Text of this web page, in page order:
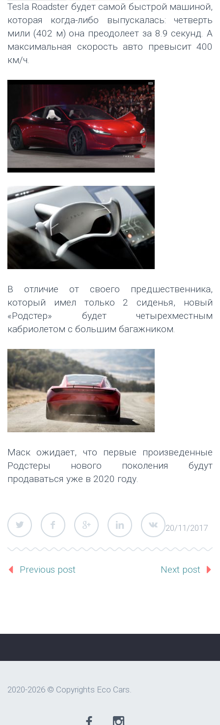
Tesla Roadster будет самой быстрой машиной,
которая когда-либо выпускалась: четверть
мили (402 м) она преодолеет за 8.9 секунд. А
максимальная скорость авто превысит 400
км/ч.
В отличие от своего предшественника,
который имел только 2 сиденья, новый
«Родстер» будет четырехместным
кабриолетом с большим багажником.
Маск ожидает, что первые произведенные
Родстеры нового поколения будут
продаваться уже в 2020 году.
20/11/2017
Previous post Next post
2020-2026 © Copyrights Eco Cars.